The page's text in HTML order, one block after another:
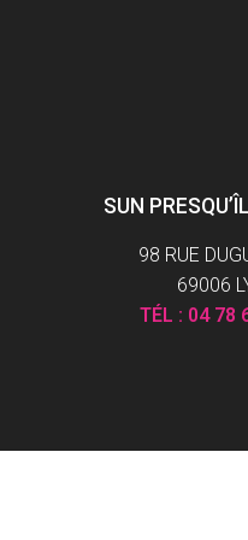
SUN
98 RUE
69006
TÉL : 04 78